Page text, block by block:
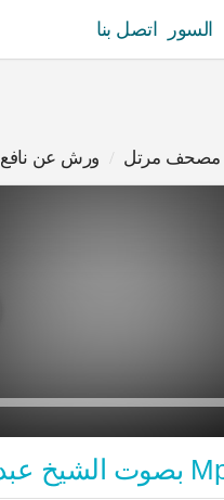
السور اتصل بنا
مصحف مرتل ورش عن نافع